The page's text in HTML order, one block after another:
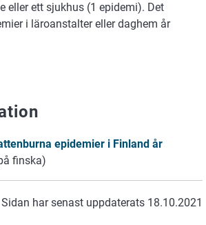
eller ett sjukhus (1 epidemi). Det
i läroanstalter eller daghem år
epidemier i Finland år
finska)
Sidan har senast uppdaterats 18.10.2021